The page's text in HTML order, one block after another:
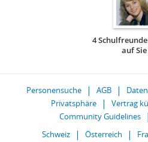
4
auf Sie
Personensuche AGB
Privatsphäre
Vertrag
Community Guidelines
Schweiz
Österreich